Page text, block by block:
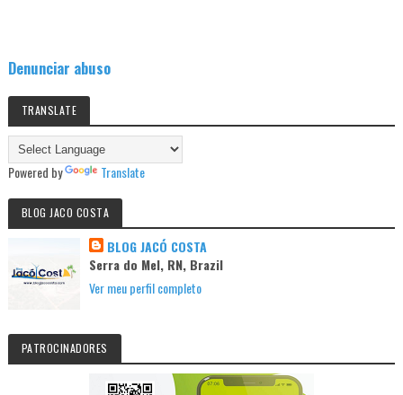
Denunciar abuso
TRANSLATE
Powered by Translate
BLOG JACO COSTA
BLOG JACÓ COSTA
Serra do Mel, RN, Brazil
Ver meu perfil completo
PATROCINADORES